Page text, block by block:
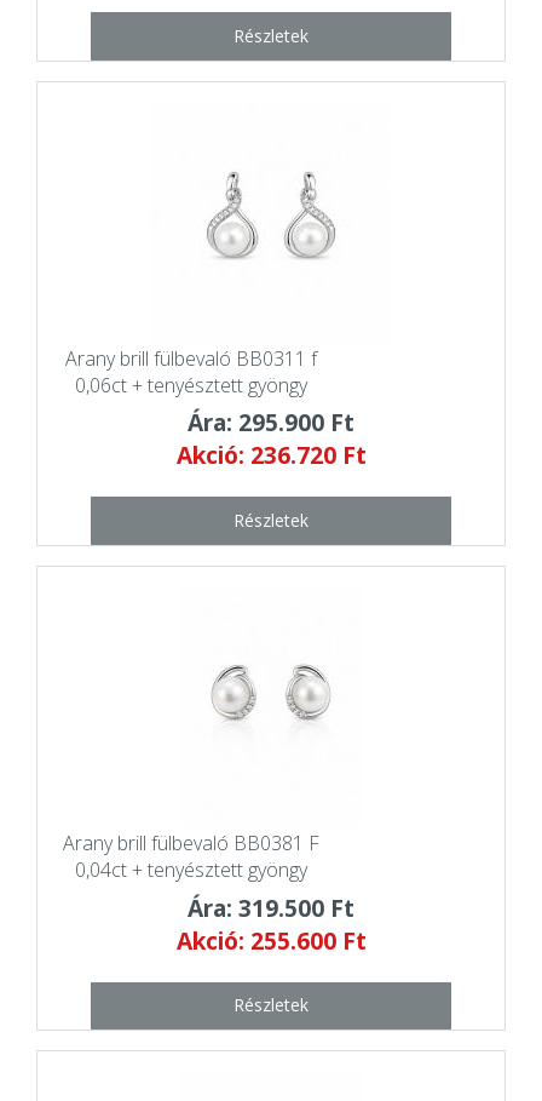
Részletek
Arany brill fülbevaló BB0311 f
0,06ct + tenyésztett gyöngy
Ára: 295.900 Ft
Akció: 236.720 Ft
Részletek
Arany brill fülbevaló BB0381 F
0,04ct + tenyésztett gyöngy
Ára: 319.500 Ft
Akció: 255.600 Ft
Részletek